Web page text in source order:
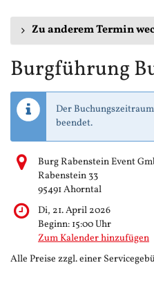
Zu anderem Termin
Burgführung
Der
beendet.
Burg Rabenstein Event
Rabenstein 33
95491 Ahorntal
Di, 21. April 2026
Beginn: 15:00Uhr
Zum Kalender hinzufügen
Alle Preise zzgl. einer